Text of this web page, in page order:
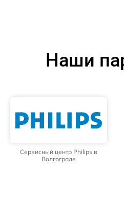
Наши
Сервисный центр Philips в
Волгограде